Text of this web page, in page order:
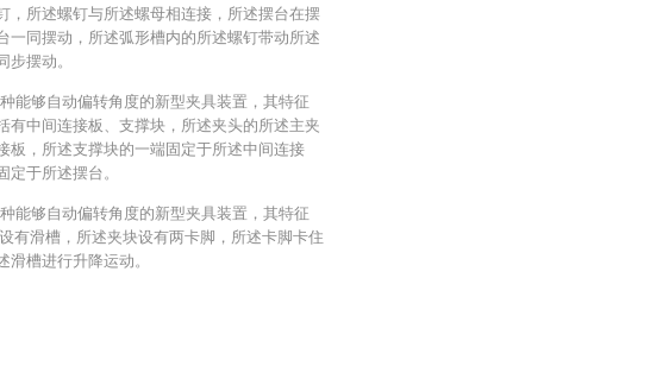
，所述螺钉与所述螺母相连接，所述摆台在摆
一同摆动，所述弧形槽内的所述螺钉带动所述
步摆动。
能够自动偏转角度的新型夹具装置，其特征
有中间连接板、支撑块，所述夹头的所述主夹
板，所述支撑块的一端固定于所述中间连接
定于所述摆台。
能够自动偏转角度的新型夹具装置，其特征
有滑槽，所述夹块设有两卡脚，所述卡脚卡住
滑槽进行升降运动。